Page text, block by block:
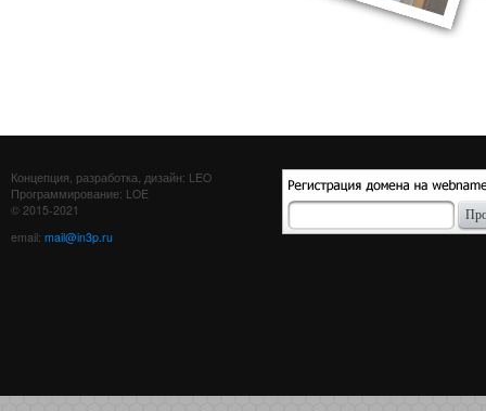
Концепция, разработка, дизайн: LEO
Программирование: LOE
© 2015-2021
email: mail@in3p.ru